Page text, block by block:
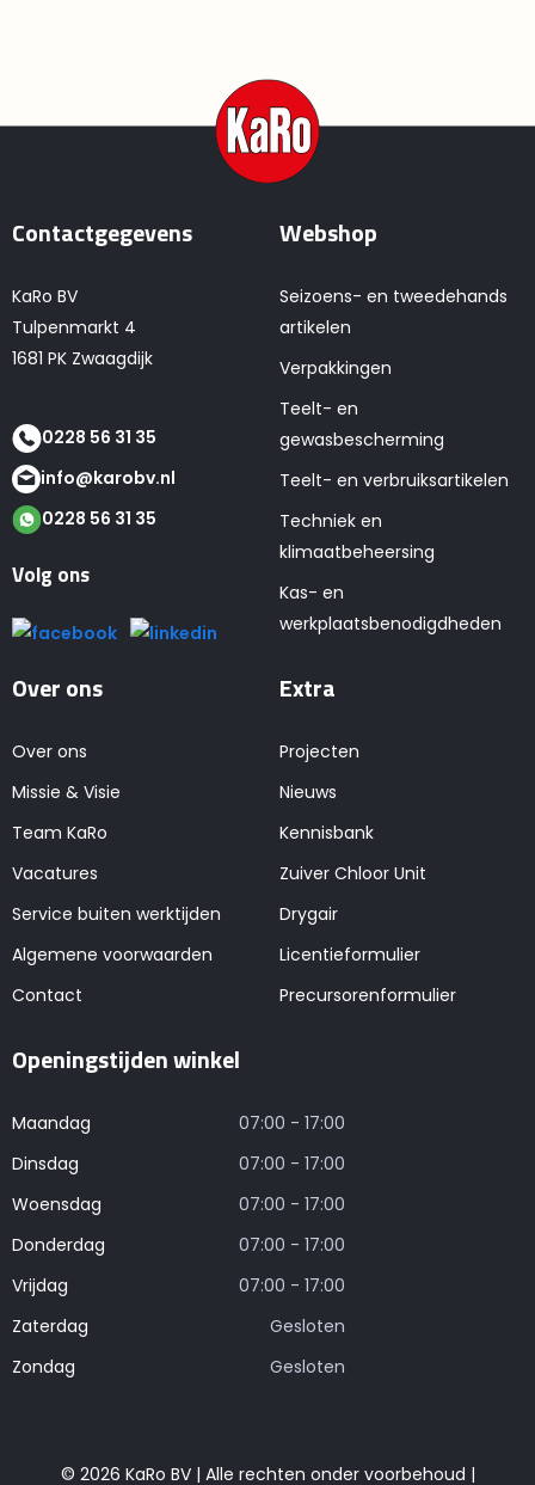
Contactgegevens
KaRo BV
Tulpenmarkt 4
1681 PK Zwaagdijk
0228 56 31 35
info@karobv.nl
0228 56 31 35
Volg ons
Webshop
Seizoens- en tweedehands
artikelen
Verpakkingen
Teelt- en
gewasbescherming
Teelt- en verbruiksartikelen
Techniek en
klimaatbeheersing
Kas- en
werkplaatsbenodigdheden
Over ons
Over ons
Missie & Visie
Team KaRo
Vacatures
Service buiten werktijden
Algemene voorwaarden
Contact
Extra
Projecten
Nieuws
Kennisbank
Zuiver Chloor Unit
Drygair
Licentieformulier
Precursorenformulier
Openingstijden winkel
Maandag
07:00 - 17:00
Dinsdag
07:00 - 17:00
Woensdag
07:00 - 17:00
Donderdag
07:00 - 17:00
Vrijdag
07:00 - 17:00
Zaterdag
Gesloten
Zondag
Gesloten
© 2026 KaRo BV | Alle rechten onder voorbehoud |